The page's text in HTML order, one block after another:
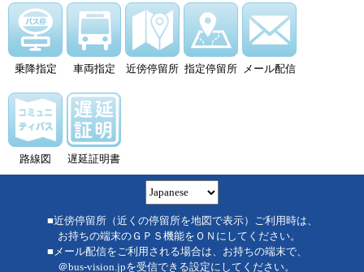
乗降指定 車両指定 近傍停留所 指定停留所 メール配信
路線図 遅延証明書
■近傍停留所（近くの停留所を地図で表示）ご利用時は、
お持ちの端末のＧＰＳ機能をＯＮにしてください。
■メール配信をご利用される場合は、お持ちの端末で、
＠bus-vision.jpを受信できる設定にしてください。